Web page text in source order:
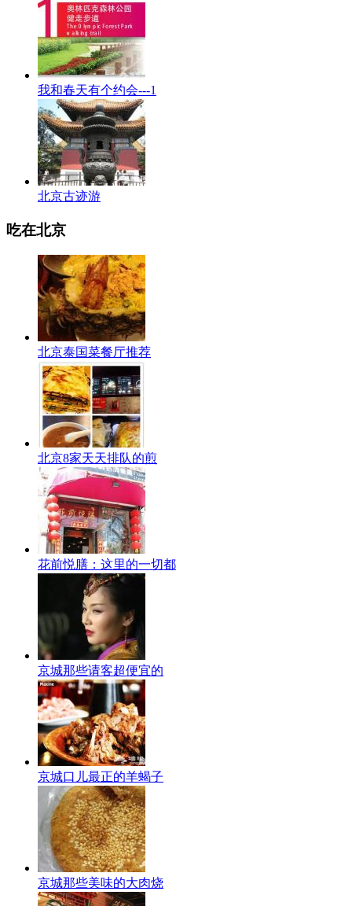
我和春天有个约会---1
北京古迹游
吃在北京
北京泰国菜餐厅推荐
北京8家天天排队的煎
花前悦膳：这里的一切都
京城那些请客超便宜的
京城口儿最正的羊蝎子
京城那些美味的大肉烧